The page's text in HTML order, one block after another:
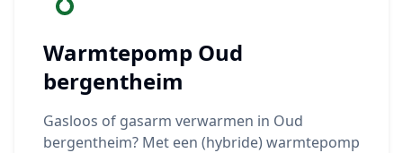
Warmtepomp Oud
bergentheim
Gasloos of gasarm verwarmen in Oud
bergentheim? Met een (hybride) warmtepomp